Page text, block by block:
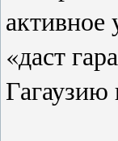
активное
«даст
Гагаузию